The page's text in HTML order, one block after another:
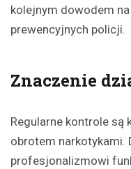
kolejnym dowodem
prewencyjnych policji.
Znaczenie
Regularne kontrole są
obrotem narkotykami.
profesjonalizmowi